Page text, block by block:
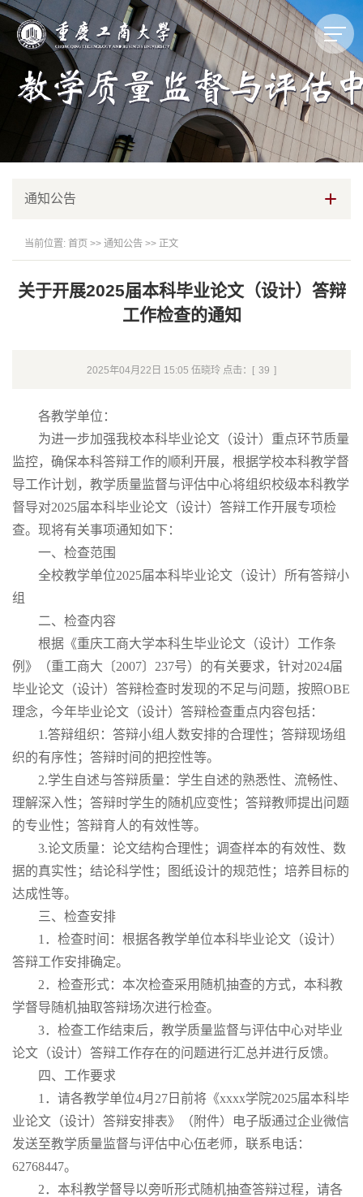
通知公告
当前位置: 首页 >> 通知公告 >> 正文
关于开展2025届本科毕业论文（设计）答辩
工作检查的通知
2025年04月22日 15:05 伍晓玲 点击：[ 39 ]
各教学单位：
为进一步加强我校本科毕业论文（设计）重点环节质量
监控，确保本科答辩工作的顺利开展，根据学校本科教学督
导工作计划，教学质量监督与评估中心将组织校级本科教学
督导对2025届本科毕业论文（设计）答辩工作开展专项检
查。现将有关事项通知如下：
一、检查范围
全校教学单位2025届本科毕业论文（设计）所有答辩小
组
二、检查内容
根据《重庆工商大学本科生毕业论文（设计）工作条
例》（重工商大〔2007〕237号）的有关要求，针对2024届
毕业论文（设计）答辩检查时发现的不足与问题，按照OBE
理念，今年毕业论文（设计）答辩检查重点内容包括：
1.答辩组织：答辩小组人数安排的合理性；答辩现场组
织的有序性；答辩时间的把控性等。
2.学生自述与答辩质量：学生自述的熟悉性、流畅性、
理解深入性；答辩时学生的随机应变性；答辩教师提出问题
的专业性；答辩育人的有效性等。
3.论文质量：论文结构合理性；调查样本的有效性、数
据的真实性；结论科学性；图纸设计的规范性；培养目标的
达成性等。
三、检查安排
1．检查时间：根据各教学单位本科毕业论文（设计）
答辩工作安排确定。
2．检查形式：本次检查采用随机抽查的方式，本科教
学督导随机抽取答辩场次进行检查。
3．检查工作结束后，教学质量监督与评估中心对毕业
论文（设计）答辩工作存在的问题进行汇总并进行反馈。
四、工作要求
1．请各教学单位4月27日前将《xxxx学院2025届本科毕
业论文（设计）答辩安排表》（附件）电子版通过企业微信
发送至教学质量监督与评估中心伍老师，联系电话：
62768447。
2．本科教学督导以旁听形式随机抽查答辩过程，请各